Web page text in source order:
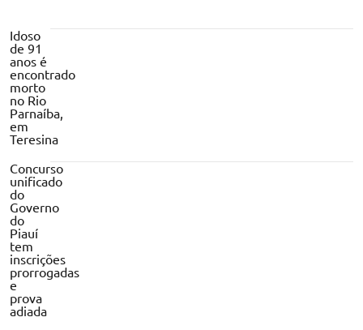
Idoso
de 91
anos é
encontrado
morto
no Rio
Parnaíba,
em
Teresina
Concurso
unificado
do
Governo
do
Piauí
tem
inscrições
prorrogadas
e
prova
adiada